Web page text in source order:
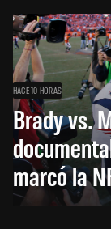
HACE 10 HORAS
Brady vs.
marcó la